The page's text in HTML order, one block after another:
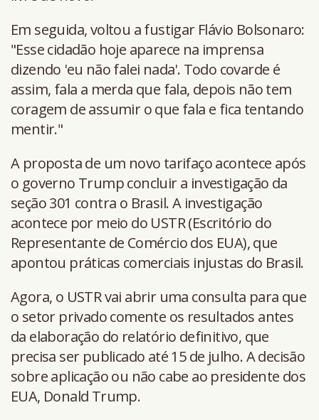
Em seguida, voltou a fustigar Flávio Bolsonaro:
"Esse cidadão hoje aparece na imprensa
dizendo 'eu não falei nada'. Todo covarde é
assim, fala a merda que fala, depois não tem
coragem de assumir o que fala e fica tentando
mentir."
A proposta de um novo tarifaço acontece após
o governo Trump concluir a investigação da
seção 301 contra o Brasil. A investigação
acontece por meio do USTR (Escritório do
Representante de Comércio dos EUA), que
apontou práticas comerciais injustas do Brasil.
Agora, o USTR vai abrir uma consulta para que
o setor privado comente os resultados antes
da elaboração do relatório definitivo, que
precisa ser publicado até 15 de julho. A decisão
sobre aplicação ou não cabe ao presidente dos
EUA, Donald Trump.